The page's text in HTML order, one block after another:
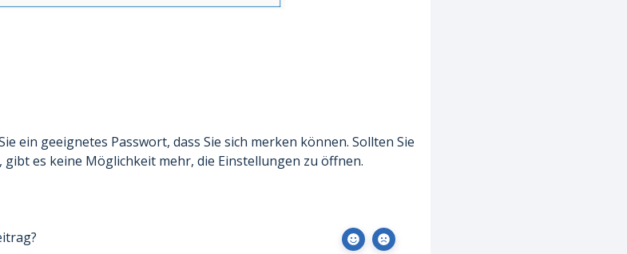
ein geeignetes Passwort, dass Sie sich merken können. Sollten Sie
gibt es keine Möglichkeit mehr, die Einstellungen zu öffnen.